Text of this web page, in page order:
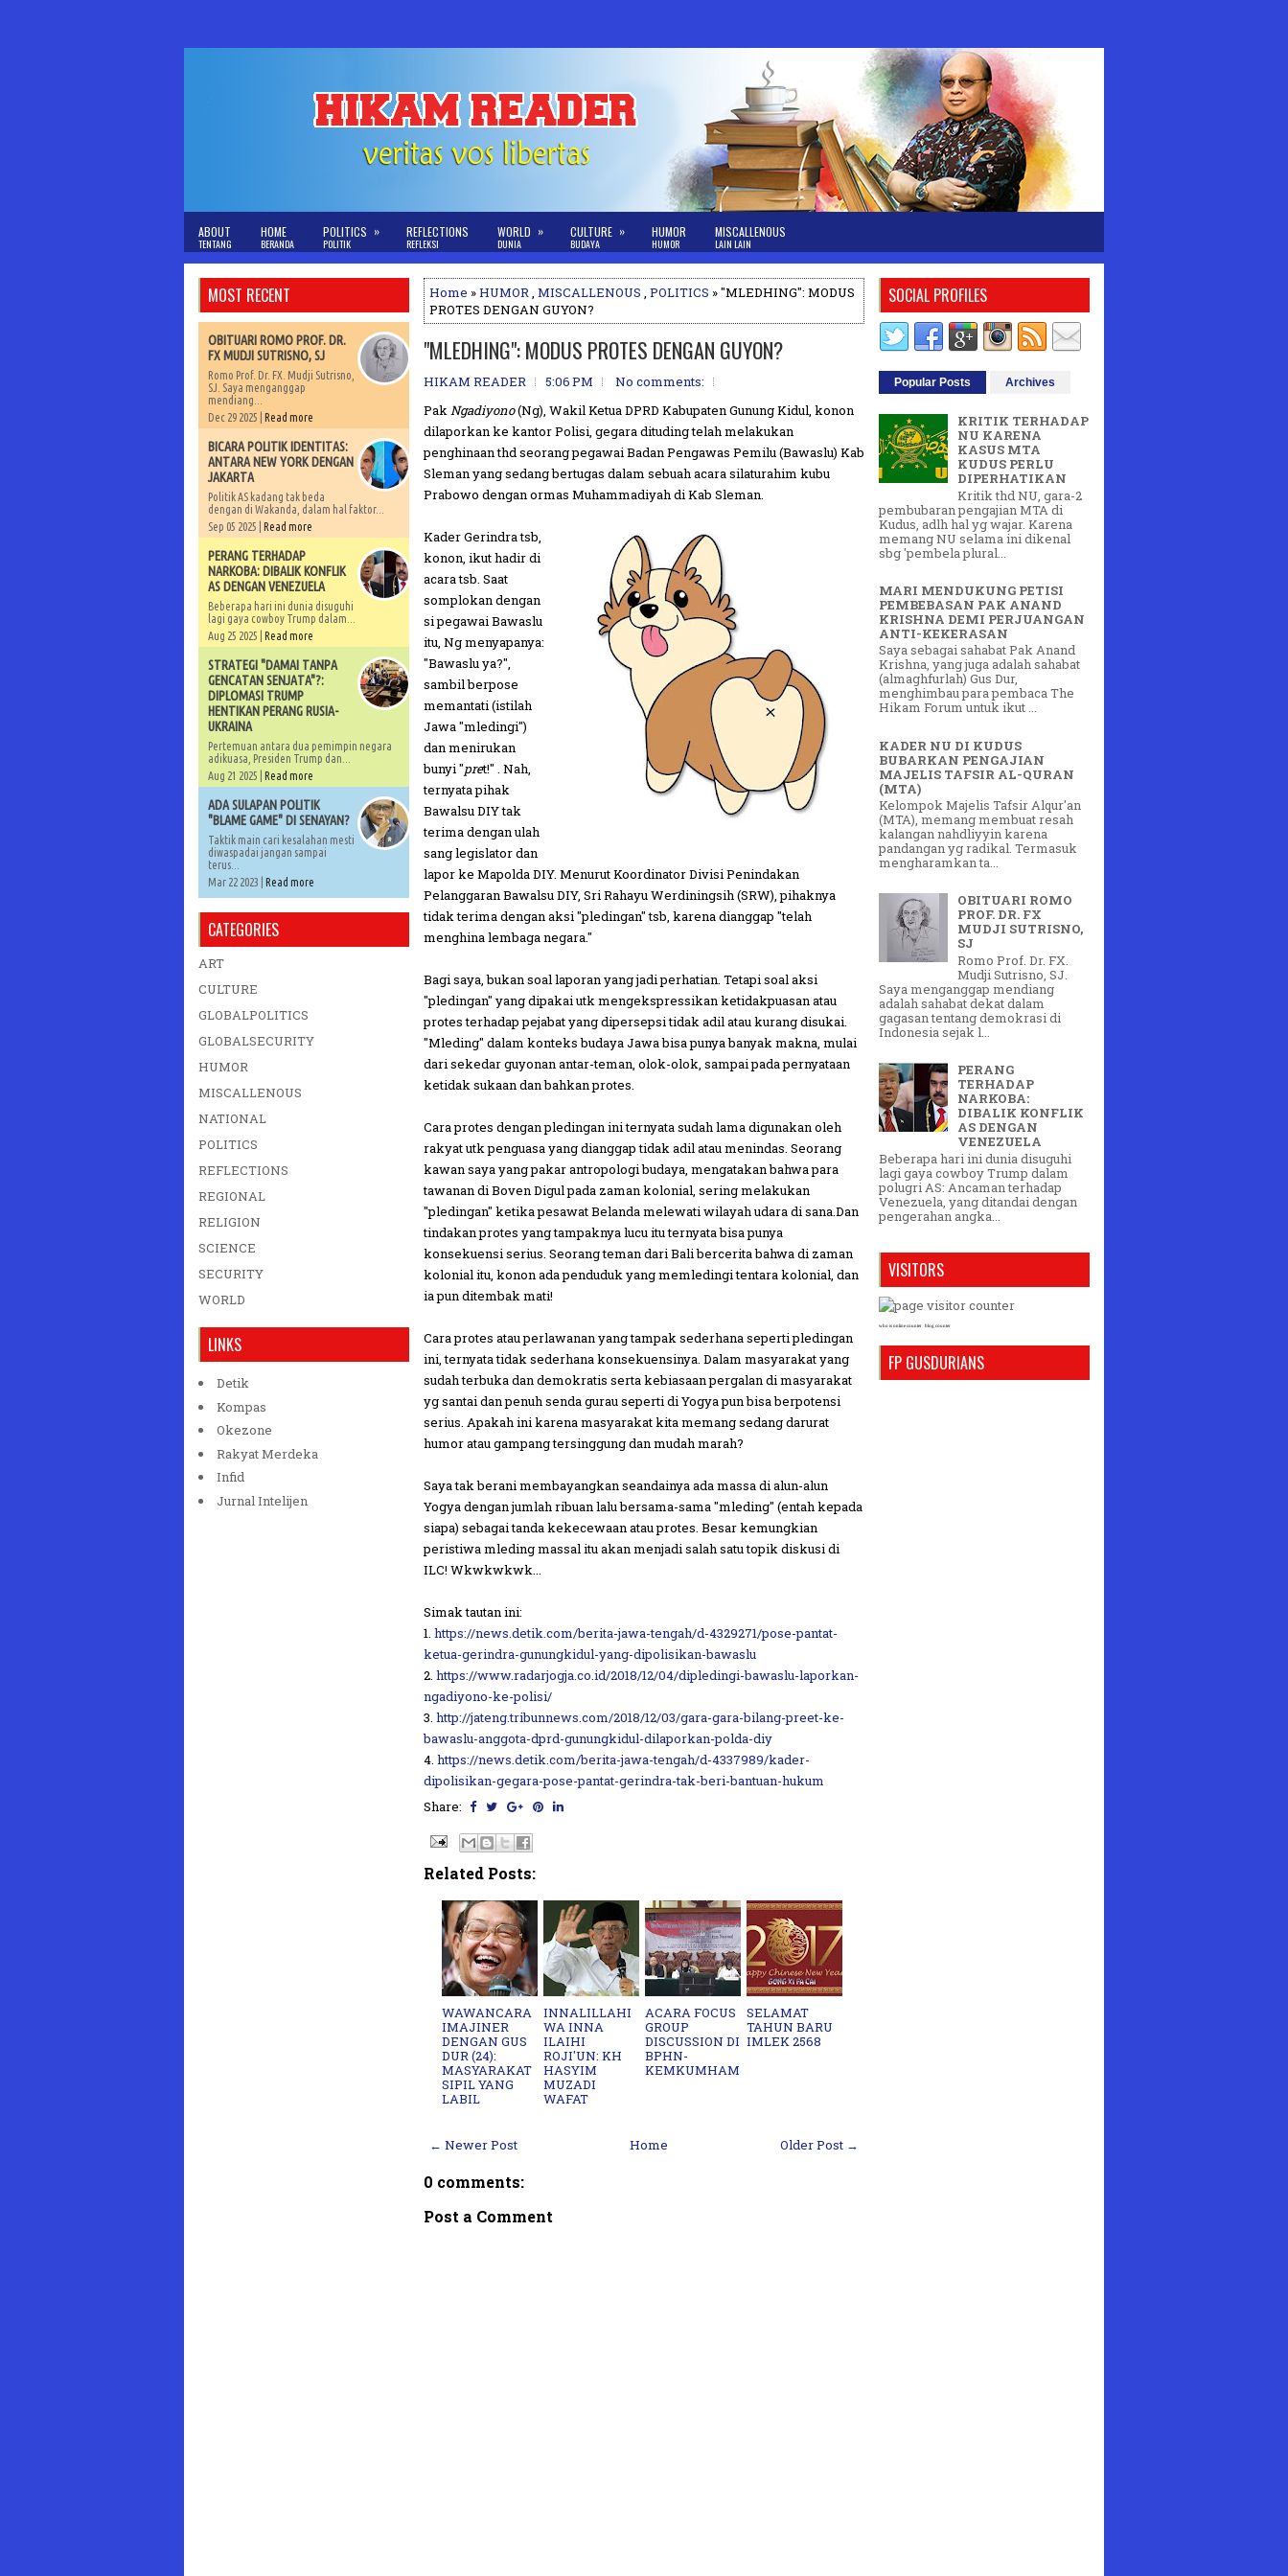
ABOUT
TENTANG
HOME
BERANDA
POLITICS
POLITIK
» REFLECTIONS
REFLEKSI
WORLD
DUNIA
» CULTURE
BUDAYA
» HUMOR
HUMOR
MISCALLENOUS
LAIN LAIN
Home »HUMOR, MISCALLENOUS , POLITICS » "MLEDHING": MODUS
PROTES DENGAN GUYON?
"MLEDHING": MODUS PROTES DENGAN GUYON?
HIKAM READER 5:06 PM
No comments:
PakNgadiyono(Ng), Wakil Ketua DPRD Kabupaten Gunung Kidul, konon
dilaporkan ke kantor Polisi, gegara dituding telah melakukan
penghinaan thd seorang pegawai Badan Pengawas Pemilu (Bawaslu) Kab
Sleman yang sedang bertugas dalam sebuah acara silaturahim kubu
Prabowo dengan ormas Muhammadiyah di Kab Sleman.
Kader Gerindra tsb,
konon, ikut hadir di
acara tsb. Saat
somplokan dengan
si pegawai Bawaslu
itu, Ng menyapanya:
"Bawaslu ya?",
sambil berpose
memantati (istilah
Jawa "mledingi")
dan menirukan
bunyi "pret!" . Nah,
ternyata pihak
Bawalsu DIY tak
terima dengan ulah
sang legislator dan
lapor ke Mapolda DIY. Menurut Koordinator Divisi Penindakan
Pelanggaran Bawalsu DIY, Sri Rahayu Werdiningsih (SRW), pihaknya
tidak terima dengan aksi "pledingan" tsb, karena dianggap "telah
menghina lembaga negara."
Bagi saya, bukan soal laporan yang jadi perhatian. Tetapi soal aksi
"pledingan" yang dipakai utk mengekspressikan ketidakpuasan atau
protes terhadap pejabat yang dipersepsi tidak adil atau kurang disukai.
"Mleding" dalam konteks budaya Jawa bisa punya banyak makna, mulai
dari sekedar guyonan antar-teman, olok-olok, sampai pada pernyataan
ketidak sukaan dan bahkan protes.
Cara protes dengan pledingan ini ternyata sudah lama digunakan oleh
rakyat utk penguasa yang dianggap tidak adil atau menindas. Seorang
kawan saya yang pakar antropologi budaya, mengatakan bahwa para
tawanan di Boven Digul pada zaman kolonial, sering melakukan
"pledingan" ketika pesawat Belanda melewati wilayah udara di sana.Dan
tindakan protes yang tampaknya lucu itu ternyata bisa punya
konsekuensi serius. Seorang teman dari Bali bercerita bahwa di zaman
kolonial itu, konon ada penduduk yang memledingi tentara kolonial, dan
ia pun ditembak mati!
Cara protes atau perlawanan yang tampak sederhana seperti pledingan
ini, ternyata tidak sederhana konsekuensinya. Dalam masyarakat yang
sudah terbuka dan demokratis serta kebiasaan pergalan di masyarakat
yg santai dan penuh senda gurau seperti di Yogya pun bisa berpotensi
serius. Apakah ini karena masyarakat kita memang sedang darurat
humor atau gampang tersinggung dan mudah marah?
Saya tak berani membayangkan seandainya ada massa di alun-alun
Yogya dengan jumlah ribuan lalu bersama-sama "mleding" (entah kepada
siapa) sebagai tanda kekecewaan atau protes. Besar kemungkian
peristiwa mleding massal itu akan menjadi salah satu topik diskusi di
ILC! Wkwkwkwk...
Simak tautan ini:
1. https://news.detik.com/berita-jawa-tengah/d-4329271/pose-pantat-
ketua-gerindra-gunungkidul-yang-dipolisikan-bawaslu
2. https://www.radarjogja.co.id/2018/12/04/dipledingi-bawaslu-laporkan-
ngadiyono-ke-polisi/
3. http://jateng.tribunnews.com/2018/12/03/gara-gara-bilang-preet-ke-
bawaslu-anggota-dprd-gunungkidul-dilaporkan-polda-diy
4. https://news.detik.com/berita-jawa-tengah/d-4337989/kader-
dipolisikan-gegara-pose-pantat-gerindra-tak-beri-bantuan-hukum
Share:
Related Posts:
WAWANCARA
IMAJINER
DENGAN GUS
DUR (24):
MASYARAKAT
SIPIL YANG
LABIL
INNALILLAHI
WA INNA
ILAIHI
ROJI'UN: KH
HASYIM
MUZADI
WAFAT
ACARA FOCUS
GROUP
DISCUSSION DI
BPHN-
KEMKUMHAM
SELAMAT
TAHUN BARU
IMLEK 2568
← Newer Post Older Post →
Home
0 comments:
Post a Comment
MOST RECENT
OBITUARI ROMO PROF. DR.
FX MUDJI SUTRISNO, SJ
Romo Prof. Dr. FX. Mudji Sutrisno,
SJ. Saya menganggap
mendiang...
Dec 29 2025 | Read more
BICARA POLITIK IDENTITAS:
ANTARA NEW YORK DENGAN
JAKARTA
Politik AS kadang tak beda
dengan di Wakanda, dalam hal faktor...
Sep 05 2025 | Read more
PERANG TERHADAP
NARKOBA: DIBALIK KONFLIK
AS DENGAN VENEZUELA
Beberapa hari ini dunia disuguhi
lagi gaya cowboy Trump dalam...
Aug 25 2025 | Read more
STRATEGI "DAMAI TANPA
GENCATAN SENJATA"?:
DIPLOMASI TRUMP
HENTIKAN PERANG RUSIA-
UKRAINA
Pertemuan antara dua pemimpin negara
adikuasa, Presiden Trump dan...
Aug 21 2025 | Read more
ADA SULAPAN POLITIK
"BLAME GAME" DI SENAYAN?
Taktik main cari kesalahan mesti
diwaspadai jangan sampai
terus...
Mar 22 2023 | Read more
CATEGORIES
ART
CULTURE
GLOBALPOLITICS
GLOBALSECURITY
HUMOR
MISCALLENOUS
NATIONAL
POLITICS
REFLECTIONS
REGIONAL
RELIGION
SCIENCE
SECURITY
WORLD
LINKS
Detik
Kompas
Okezone
Rakyat Merdeka
Infid
Jurnal Intelijen
SOCIAL PROFILES
Popular Posts Archives
KRITIK TERHADAP
NU KARENA
KASUS MTA
KUDUS PERLU
DIPERHATIKAN
Kritik thd NU, gara-2
pembubaran pengajian MTA di
Kudus, adlh hal yg wajar. Karena
memang NU selama ini dikenal
sbg 'pembela plural...
MARI MENDUKUNG PETISI
PEMBEBASAN PAK ANAND
KRISHNA DEMI PERJUANGAN
ANTI-KEKERASAN
Saya sebagai sahabat Pak Anand
Krishna, yang juga adalah sahabat
(almaghfurlah) Gus Dur,
menghimbau para pembaca The
Hikam Forum untuk ikut ...
KADER NU DI KUDUS
BUBARKAN PENGAJIAN
MAJELIS TAFSIR AL-QURAN
(MTA)
Kelompok Majelis Tafsir Alqur'an
(MTA), memang membuat resah
kalangan nahdliyyin karena
pandangan yg radikal. Termasuk
mengharamkan ta...
OBITUARI ROMO
PROF. DR. FX
MUDJI SUTRISNO,
SJ
Romo Prof. Dr. FX.
Mudji Sutrisno, SJ.
Saya menganggap mendiang
adalah sahabat dekat dalam
gagasan tentang demokrasi di
Indonesia sejak l...
PERANG
TERHADAP
NARKOBA:
DIBALIK KONFLIK
AS DENGAN
VENEZUELA
Beberapa hari ini dunia disuguhi
lagi gaya cowboy Trump dalam
polugri AS: Ancaman terhadap
Venezuela, yang ditandai dengan
pengerahan angka...
VISITORS
who is online counter blog counter
FP GUSDURIANS